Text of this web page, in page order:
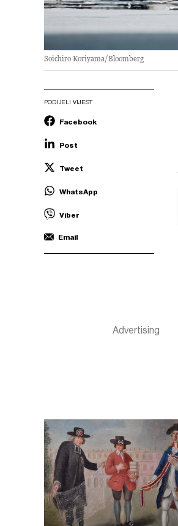
Soichiro Koriyama/Bloomberg
PODIJELI VIJEST
Facebook
Post
Tweet
WhatsApp
Viber
Email